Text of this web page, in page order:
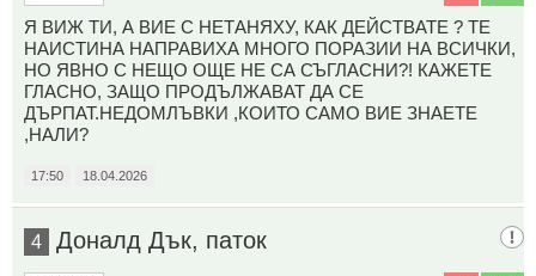
Я ВИЖ ТИ, А ВИЕ С НЕТАНЯХУ, КАК ДЕЙСТВАТЕ ? ТЕ
НАИСТИНА НАПРАВИХА МНОГО ПОРАЗИИ НА ВСИЧКИ,
НО ЯВНО С НЕЩО ОЩЕ НЕ СА СЪГЛАСНИ?! КАЖЕТЕ
ГЛАСНО, ЗАЩО ПРОДЪЛЖАВАТ ДА СЕ
ДЪРПАТ.НЕДОМЛЪВКИ ,КОИТО САМО ВИЕ ЗНАЕТЕ
,НАЛИ?
17:50 18.04.2026
4 Доналд Дък, паток